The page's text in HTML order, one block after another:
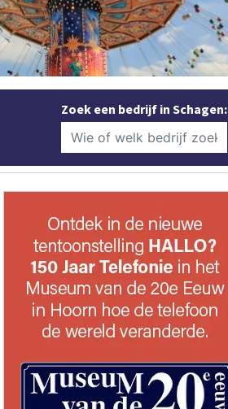
Zoek een bedrijf in Schagen: